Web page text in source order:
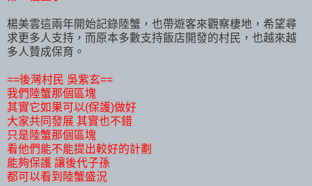
楊美雲這兩年開始記錄陸蟹，也帶遊客來觀察棲地，希望尋
求更多人支持，而原本多數支持飯店開發的村民，也越來越
多人贊成保育。
==後灣村民 吳紫玄==
我們陸蟹那個區塊
其實它如果可以(保護)做好
大家共同發展 其實也不錯
只是陸蟹那個區塊
看他們能不能提出較好的計劃
能夠保護 讓後代子孫
都可以看到陸蟹盛況